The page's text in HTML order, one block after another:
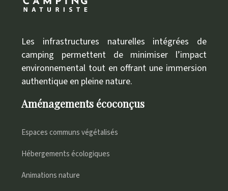
Les infrastructures naturelles intégrées de
camping permettent de minimiser l’impact
environnemental tout en offrant une immersion
authentique en pleine nature.
Aménagements écoconçus
Espaces communs végétalisés
Hébergements écologiques
Animations nature